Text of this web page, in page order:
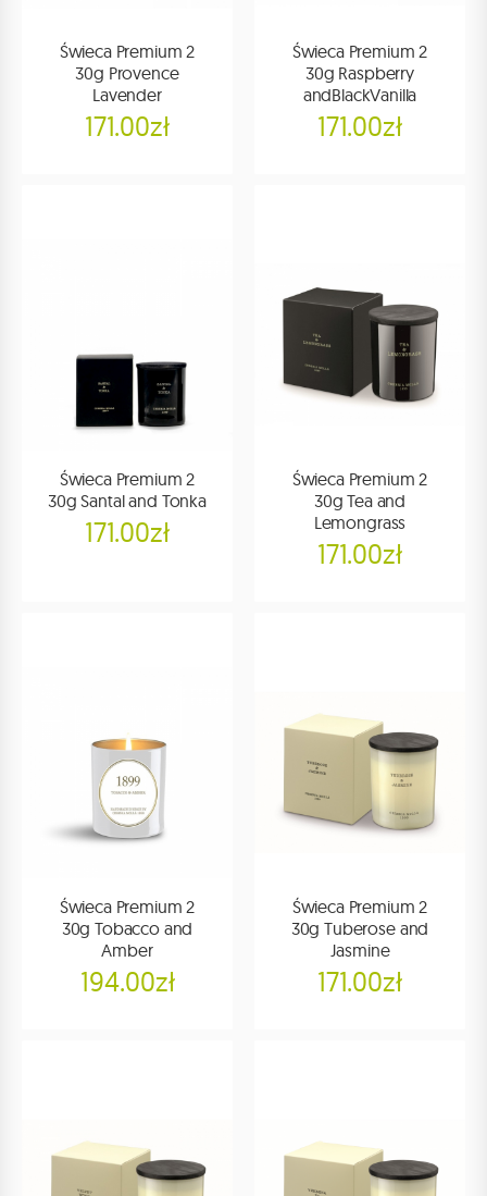
Świeca Premium 2
30g Provence
Lavender
171.00zł
Świeca Premium 2
30g Raspberry
andBlackVanilla
171.00zł
Świeca Premium 2
30g Santal and Tonka
171.00zł
Świeca Premium 2
30g Tea and
Lemongrass
171.00zł
Świeca Premium 2
30g Tobacco and
Amber
194.00zł
Świeca Premium 2
30g Tuberose and
Jasmine
171.00zł